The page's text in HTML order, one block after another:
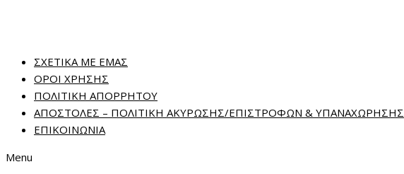
ΣΧΕΤΙΚΑ ΜΕ ΕΜΑΣ
ΟΡΟΙ ΧΡΗΣΗΣ
ΠΟΛΙΤΙΚΗ ΑΠΟΡΡΗΤΟΥ
ΑΠΟΣΤΟΛΕΣ – ΠΟΛΙΤΙΚΗ ΑΚΥΡΩΣΗΣ/ΕΠΙΣΤΡΟΦΩΝ & ΥΠΑΝΑΧΩΡΗΣΗΣ
ΕΠΙΚΟΙΝΩΝΙΑ
Menu